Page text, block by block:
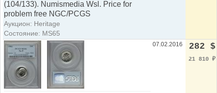
(104/133). Numismedia Wsl. Price for
problem free NGC/PCGS
Аукцион: Heritage
Состояние: MS65
07.02.2016 282 $
21 810 ₽